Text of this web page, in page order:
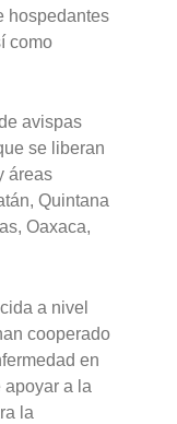
hospedantes
como
avispas
se liberan
áreas
Quintana
Oaxaca,
a nivel
cooperado
en
apoyar a la
la